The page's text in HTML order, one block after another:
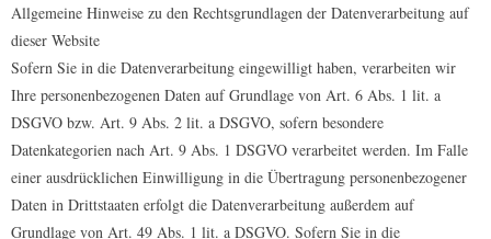
Allgemeine Hinweise zu den Rechtsgrundlagen der Datenverarbeitung auf
dieser Website
Sofern Sie in die Datenverarbeitung eingewilligt haben, verarbeiten wir
Ihre personenbezogenen Daten auf Grundlage von Art. 6 Abs. 1 lit. a
DSGVO bzw. Art. 9 Abs. 2 lit. a DSGVO, sofern besondere
Datenkategorien nach Art. 9 Abs. 1 DSGVO verarbeitet werden. Im Falle
einer ausdrücklichen Einwilligung in die Übertragung personenbezogener
Daten in Drittstaaten erfolgt die Datenverarbeitung außerdem auf
Grundlage von Art. 49 Abs. 1 lit. a DSGVO. Sofern Sie in die